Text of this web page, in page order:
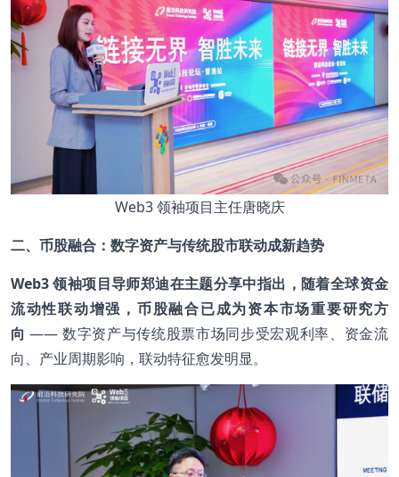
Web3 领袖项目主任唐晓庆
二、币股融合：数字资产与传统股市联动成新趋势
Web3 领袖项目导师郑迪在主题分享中指出，随着全球资金
流动性联动增强，币股融合已成为资本市场重要研究方
向 —— 数字资产与传统股票市场同步受宏观利率、资金流
向、产业周期影响，联动特征愈发明显。